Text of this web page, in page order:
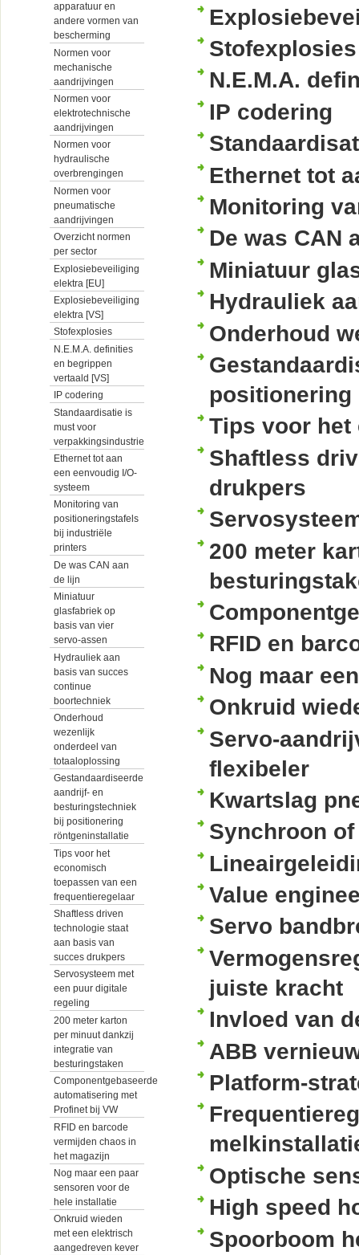
apparatuur en
andere vormen van
bescherming
Normen voor
mechanische
aandrijvingen
Normen voor
elektrotechnische
aandrijvingen
Normen voor
hydraulische
overbrengingen
Normen voor
pneumatische
aandrijvingen
Overzicht normen
per sector
Explosiebeveiliging
elektra [EU]
Explosiebeveiliging
elektra [VS]
Stofexplosies
N.E.M.A. definities
en begrippen
vertaald [VS]
IP codering
Standaardisatie is
must voor
verpakkingsindustrie
Ethernet tot aan
een eenvoudig I/O-
systeem
Monitoring van
positioneringstafels
bij industriële
printers
De was CAN aan
de lijn
Miniatuur
glasfabriek op
basis van vier
servo-assen
Hydrauliek aan
basis van succes
continue
boortechniek
Onderhoud
wezenlijk
onderdeel van
totaaloplossing
Gestandaardiseerde
aandrijf- en
besturingstechniek
bij positionering
röntgeninstallatie
Tips voor het
economisch
toepassen van een
frequentieregelaar
Shaftless driven
technologie staat
aan basis van
succes drukpers
Servosysteem met
een puur digitale
regeling
200 meter karton
per minuut dankzij
integratie van
besturingstaken
Componentgebaseerde
automatisering met
Profinet bij VW
RFID en barcode
vermijden chaos in
het magazijn
Nog maar een paar
sensoren voor de
hele installatie
Onkruid wieden
met een elektrisch
aangedreven kever
Stofexplosies
N.E.M.A.
IP codering
Ethernet tot
Monitoring
De was CAN
Miniatuur
Hydrauliek
Onderhoud
positionering
Tips voor het
Shaftless
drukpers
200 meter
RFID en
Nog maar
Onkruid
Servo-
flexibeler
Kwartslag
Synchroon
Value
Servo
juiste kracht
Invloed van
ABB
Platform-
Optische
High speed
Spoorboom